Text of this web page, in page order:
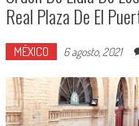
Real Plaza De El
MÉXICO 6 agosto, 2021